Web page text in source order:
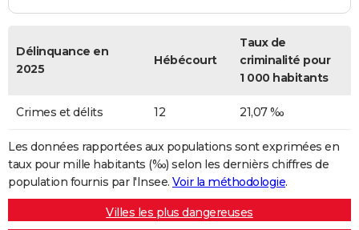
Délinquance en
2025
Hébécourt
Taux de
criminalité pour
1 000 habitants
Crimes et délits 12 21,07 ‰
Les données rapportées aux populations sont exprimées en
taux pour mille habitants (‰) selon les dernièrs chiffres de
population fournis par l'Insee. Voir la méthodologie.
Villes les plus dangereuses